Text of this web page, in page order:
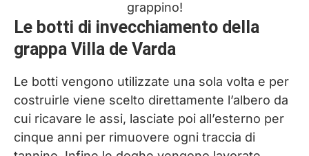
grappino!
Le botti di invecchiamento della
grappa Villa de Varda
Le botti vengono utilizzate una sola volta e per
costruirle viene scelto direttamente l’albero da
cui ricavare le assi, lasciate poi all’esterno per
cinque anni per rimuovere ogni traccia di